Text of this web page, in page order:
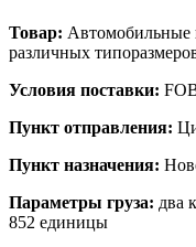
Товар:
различных
Условия поставки:
Пункт отправления:
Пункт назначения:
Параметры груза: два
852 единицы